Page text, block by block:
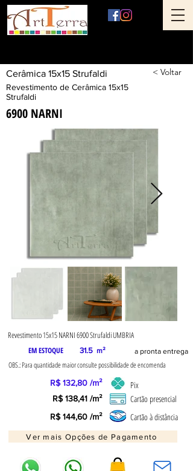
Cerâmica 15x15 Strufaldi < Voltar
Revestimento de Cerâmica 15x15
Strufaldi
6900 NARNI
Revestimento 15x15 NARNI 6900 Strufaldi UMBRIA
EM ESTOQUE 31.5 m² a pronta entrega
OBS.: Para quantidade maior consulte possibilidade de encomenda
R$ 132,80 /m²
R$ 138,41 /m²
Pix
Cartão presencial
R$ 144,60 /m² Cartão à distância
Ver mais Opções de Pagamento